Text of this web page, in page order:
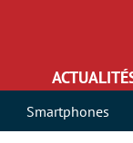
Smartphones